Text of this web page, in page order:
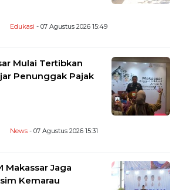
Edukasi - 07 Agustus 2026 15:49
Mulai Tertibkan
Penunggak Pajak
News - 07 Agustus 2026 15:31
Makassar Jaga
Kemarau